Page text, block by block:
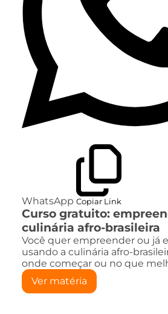
WhatsApp Copiar Link
Curso gratuito:
culinária afro-brasileira
Você quer empreender ou já
usando a culinária afro-
onde começar ou no que
Ver matéria